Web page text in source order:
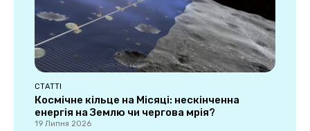
СТАТТІ
Космічне кільце на Місяці: нескінченна
енергія на Землю чи чергова мрія?
19 Липня 2026